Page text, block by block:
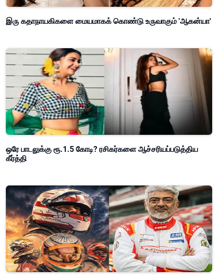
இரு கதாநாயகிகளை மையமாகக் கொண்டு உருவாகும் 'ஆகன்யா'
ஒரே பாடலுக்கு ரூ.1.5 கோடி? ரசிகர்களை ஆச்சரியப்படுத்திய
கீர்த்தி